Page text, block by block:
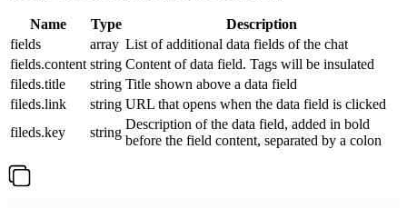
Name Type
Description
fields
array List of additional data fields of the chat
fields.content string Content of data field. Tags will be insulated
fileds.title
string Title shown above a data field
fileds.link
string URL that opens when the data field is clicked
fileds.key
string
Description of the data field, added in bold
before the field content, separated by a colon